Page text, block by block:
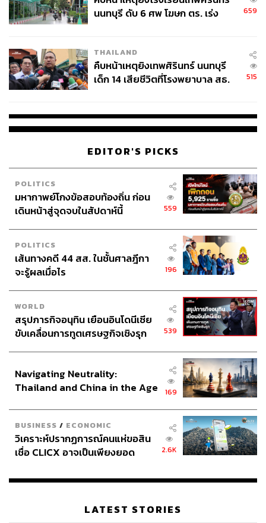
นนทบุรี ดับ 6 ศพ โฆษก ตร. เร่ง
659
THAILAND
คืบหน้าเหตุยิงเทพศิรินทร์ นนทบุรี
เด็ก 14 เสียชีวิตที่โรงพยาบาล สธ.
515
EDITOR'S PICKS
POLITICS
มหากาพย์โกงข้อสอบท้องถิ่น ก่อน
เดินหน้าสู่จุดจบในสัปดาห์นี้
559
POLITICS
เส้นทางคดี 44 สส. ในชั้นศาลฎีกา
จะรู้ผลเมื่อไร
196
WORLD
สรุปภารกิจอนุทิน เยือนอินโดนีเซีย
ขับเคลื่อนการทูตเศรษฐกิจเชิงรุก
539
Navigating Neutrality:
Thailand and China in the Age
169
BUSINESS / ECONOMIC
วิเคราะห์ปรากฏการณ์คนแห่ขอสิน
เชื่อ CLICX อาจเป็นเพียงยอด
เรือนไทยที่ถูกซุกไว้
2.6K
LATEST STORIES